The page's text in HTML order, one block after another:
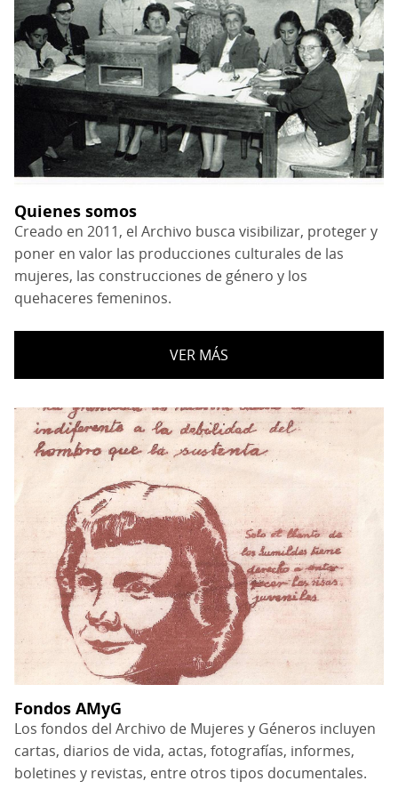
Quienes somos
Creado en 2011, el Archivo busca visibilizar, proteger y
poner en valor las producciones culturales de las
mujeres, las construcciones de género y los
quehaceres femeninos.
VER MÁS
Fondos AMyG
Los fondos del Archivo de Mujeres y Géneros incluyen
cartas, diarios de vida, actas, fotografías, informes,
boletines y revistas, entre otros tipos documentales.